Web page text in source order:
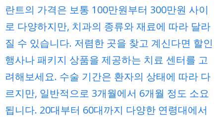
란트의 가격은 보통 100만원부터 300만원 사이
로 다양하지만, 치과의 종류와 재료에 따라 달라
질 수 있습니다. 저렴한 곳을 찾고 계신다면 할인
행사나 패키지 상품을 제공하는 치료 센터를 고
려해보세요. 수술 기간은 환자의 상태에 따라 다
르지만, 일반적으로 3개월에서 6개월 정도 소요
됩니다. 20대부터 60대까지 다양한 연령대에서